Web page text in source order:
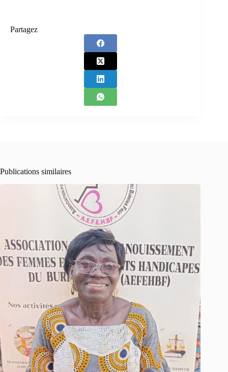
Partagez
Publications similaires